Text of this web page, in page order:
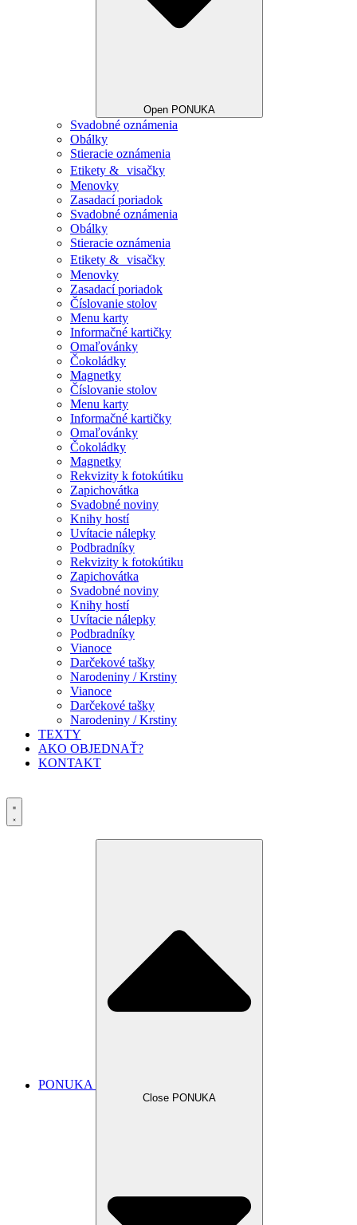
Open PONUKA
Svadobné oznámenia
Obálky
Stieracie oznámenia
Etikety & visačky
Menovky
Zasadací poriadok
Svadobné oznámenia
Obálky
Stieracie oznámenia
Etikety & visačky
Menovky
Zasadací poriadok
Číslovanie stolov
Menu karty
Informačné kartičky
Omaľovánky
Čokoládky
Magnetky
Číslovanie stolov
Menu karty
Informačné kartičky
Omaľovánky
Čokoládky
Magnetky
Rekvizity k fotokútiku
Zapichovátka
Svadobné noviny
Knihy hostí
Uvítacie nálepky
Podbradníky
Rekvizity k fotokútiku
Zapichovátka
Svadobné noviny
Knihy hostí
Uvítacie nálepky
Podbradníky
Vianoce
Darčekové tašky
Narodeniny / Krstiny
Vianoce
Darčekové tašky
Narodeniny / Krstiny
TEXTY
AKO OBJEDNAŤ?
KONTAKT
PONUKA
Close PONUKA